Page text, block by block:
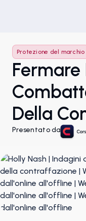
Protezione del marchio
Fermare
Della
Presentato da